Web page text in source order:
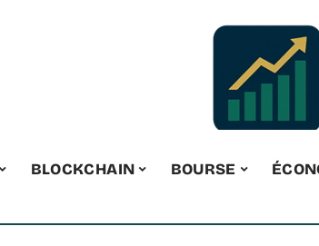
BLOCKCHAIN BOURSE